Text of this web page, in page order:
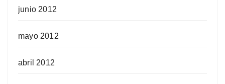
junio 2012
mayo 2012
abril 2012